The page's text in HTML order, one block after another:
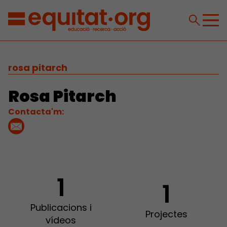
rosa pitarch
Rosa Pitarch
Contacta'm:
1
Publicacions i
vídeos
1
Projectes